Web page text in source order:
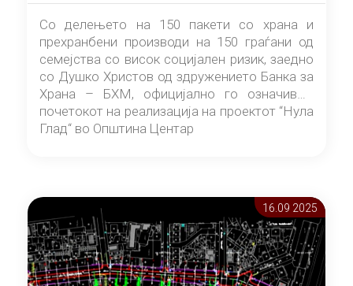
Со делењето на 150 пакети со храна и
прехранбени производи на 150 граѓани од
семејства со висок социјален ризик, заедно
со Душко Христов од здружението Банка за
Храна – БХМ, официјално го означивме
почетокот на реализација на проектот “Нула
Глад“ во Општина Центар
16.09 2025